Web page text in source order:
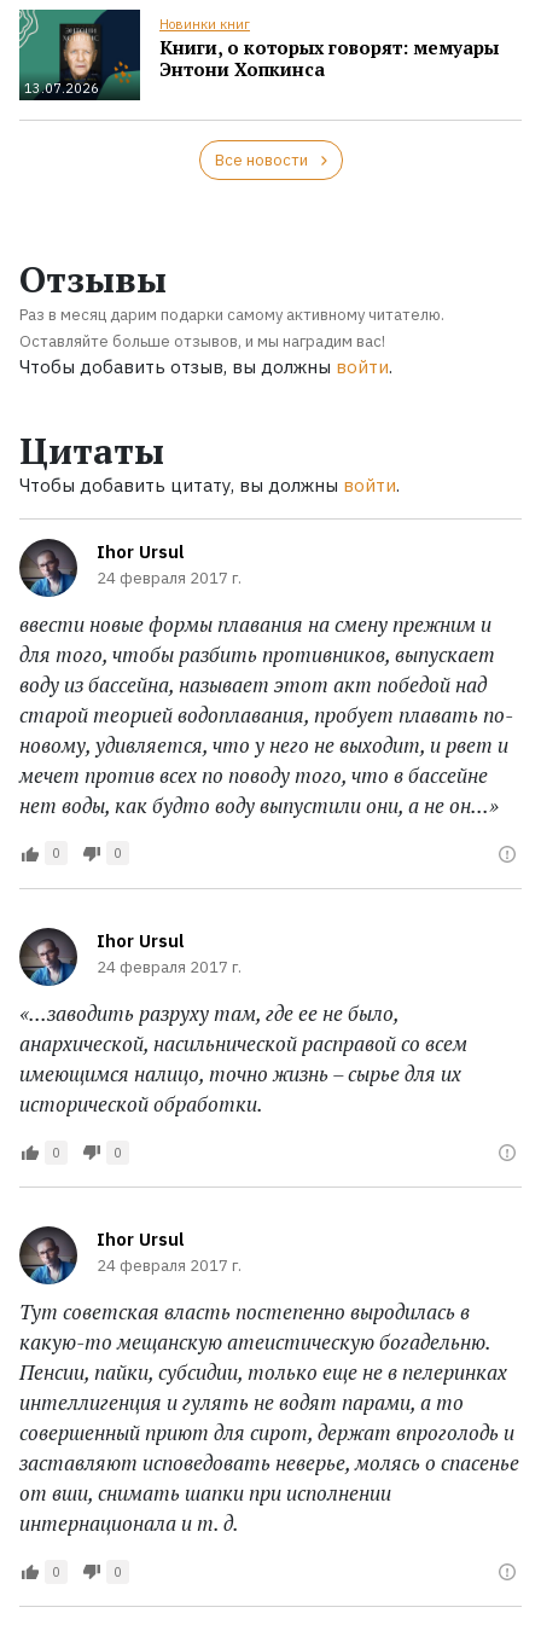
13.07.2026
Новинки книг
Книги, о которых говорят: мемуары
Энтони Хопкинса
Все новости
Отзывы
Раз в месяц дарим подарки самому активному читателю.
Оставляйте больше отзывов, и мы наградим вас!
Чтобы добавить отзыв, вы должны войти.
Цитаты
Чтобы добавить цитату, вы должны войти.
Ihor Ursul
24 февраля 2017 г.
ввести новые формы плавания на смену прежним и
для того, чтобы разбить противников, выпускает
воду из бассейна, называет этот акт победой над
старой теорией водоплавания, пробует плавать по-
новому, удивляется, что у него не выходит, и рвет и
мечет против всех по поводу того, что в бассейне
нет воды, как будто воду выпустили они, а не он...»
0 0
Ihor Ursul
24 февраля 2017 г.
«...заводить разруху там, где ее не было,
анархической, насильнической расправой со всем
имеющимся налицо, точно жизнь – сырье для их
исторической обработки.
0 0
Ihor Ursul
24 февраля 2017 г.
Тут советская власть постепенно выродилась в
какую-то мещанскую атеистическую богадельню.
Пенсии, пайки, субсидии, только еще не в пелеринках
интеллигенция и гулять не водят парами, а то
совершенный приют для сирот, держат впроголодь и
заставляют исповедовать неверье, молясь о спасенье
от вши, снимать шапки при исполнении
интернационала и т. д.
0 0